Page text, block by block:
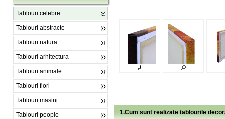
Tablouri celebre
Tablouri abstracte
Tablouri natura
Tablouri arhitectura
Tablouri animale
Tablouri flori
Tablouri masini
Tablouri people 1.Cum sunt realizate tablourile